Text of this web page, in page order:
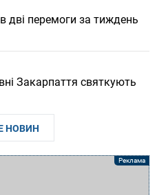
дві перемоги за тиждень
Закарпаття святкують
НОВИН